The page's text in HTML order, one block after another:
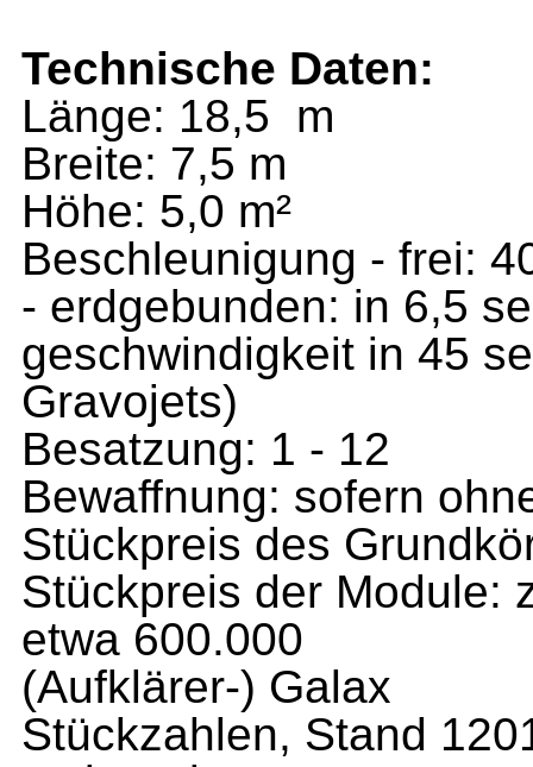
Technische Daten:
Länge: 18,5 m
Breite: 7,5 m
Höhe: 5,0 m²
Beschleunigung - frei:
- erdgebunden: in 6,5
geschwindigkeit in 45
Gravojets)
Besatzung: 1 - 12
Bewaffnung: sofern
Stückpreis des
Stückpreis der Module:
etwa 600.000
(Aufklärer-) Galax
Stückzahlen, Stand